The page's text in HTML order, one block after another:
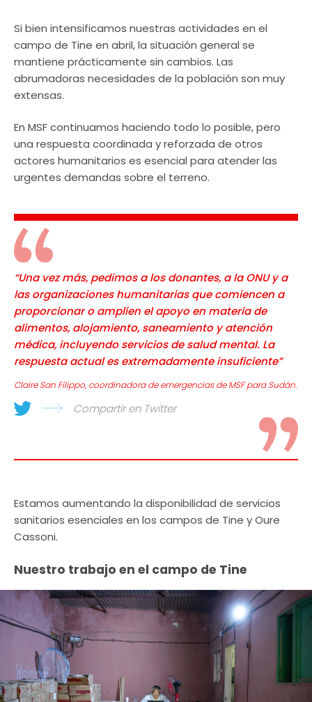
Si bien intensificamos nuestras actividades en el
campo de Tine en abril, la situación general se
mantiene prácticamente sin cambios. Las
abrumadoras necesidades de la población son muy
extensas.
En MSF continuamos haciendo todo lo posible, pero
una respuesta coordinada y reforzada de otros
actores humanitarios es esencial para atender las
urgentes demandas sobre el terreno.
“Una vez más, pedimos a los donantes, a la ONU y a
las organizaciones humanitarias que comiencen a
proporcionar o amplíen el apoyo en materia de
alimentos, alojamiento, saneamiento y atención
médica, incluyendo servicios de salud mental. La
respuesta actual es extremadamente insuficiente”
Claire San Filippo, coordinadora de emergencias de MSF para Sudán.
Compartir en Twitter
Estamos aumentando la disponibilidad de servicios
sanitarios esenciales en los campos de Tine y Oure
Cassoni.
Nuestro trabajo en el campo de Tine